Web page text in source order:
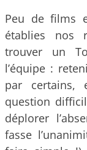
Peu de films
établies nos
trouver un
l’équipe :
par certains,
question
déplorer
fasse